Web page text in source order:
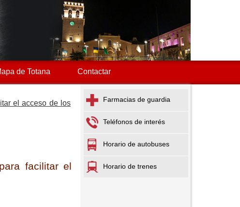
de Totana Contactar
el acceso de los
facilitar el
Farmacias de guardia
Teléfonos de interés
Horario de autobuses
Horario de trenes